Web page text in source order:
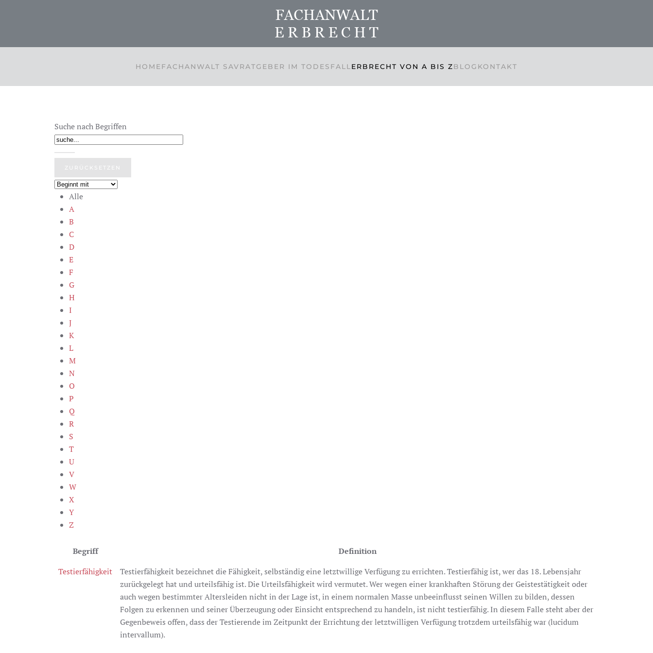
HOMEFACHANWALT SAVRATGEBER IM TODESFALLERBRECHT VON A BIS ZBLOG KONTAKT
Suche nach Begriffen
Alle
A
B
C
D
E
F
G
H
I
J
K
L
M
N
O
P
Q
R
S
T
U
V
W
X
Y
Z
Begriff
Definition
Testierfähigkeit
Testierfähigkeit bezeichnet die Fähigkeit, selbständig eine letztwillige Verfügung zu errichten. Testierfähig ist, wer das 18. Lebensjahr
zurückgelegt hat und urteilsfähig ist. Die Urteilsfähigkeit wird vermutet. Wer wegen einer krankhaften Störung der Geistestätigkeit oder
auch wegen bestimmter Altersleiden nicht in der Lage ist, in einem normalen Masse unbeeinflusst seinen Willen zu bilden, dessen
Folgen zu erkennen und seiner Überzeugung oder Einsicht entsprechend zu handeln, ist nicht testierfähig. In diesem Falle steht aber der
Gegenbeweis offen, dass der Testierende im Zeitpunkt der Errichtung der letztwilligen Verfügung trotzdem urteilsfähig war (lucidum
intervallum).